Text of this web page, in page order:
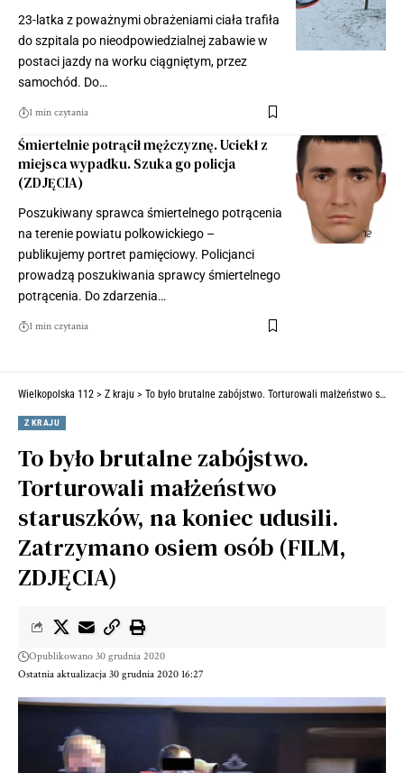
23-latka z poważnymi obrażeniami ciała trafiła
do szpitala po nieodpowiedzialnej zabawie w
postaci jazdy na worku ciągniętym, przez
samochód. Do…
1 min czytania
Śmiertelnie potrącił mężczyznę. Uciekł z
miejsca wypadku. Szuka go policja
(ZDJĘCIA)
Poszukiwany sprawca śmiertelnego potrącenia
na terenie powiatu polkowickiego –
publikujemy portret pamięciowy. Policjanci
prowadzą poszukiwania sprawcy śmiertelnego
potrącenia. Do zdarzenia…
1 min czytania
Wielkopolska 112 > Z kraju > To było brutalne zabójstwo. Torturowali małżeństwo staruszków, na koniec udusili. Zatrzymano osiem osób (FILM, ZDJĘCIA)
Z KRAJU
To było brutalne zabójstwo.
Torturowali małżeństwo
staruszków, na koniec udusili.
Zatrzymano osiem osób (FILM,
ZDJĘCIA)
Ostatnia aktualizacja 30 grudnia 2020 16:27
Opublikowano 30 grudnia 2020